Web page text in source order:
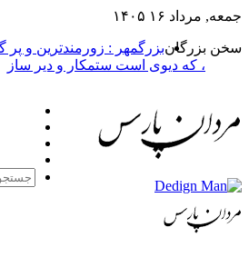
جمعه, مرداد ۱۶ ۱۴۰۵
سخن بزرگانبزرگمهر : زورمندترین و
، که دیوی است ستمکار و دیر ساز